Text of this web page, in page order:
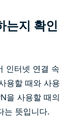
는지 확인
인터넷 연결 속
용할 때와 사용
을 사용할 때의
는 뜻입니다.